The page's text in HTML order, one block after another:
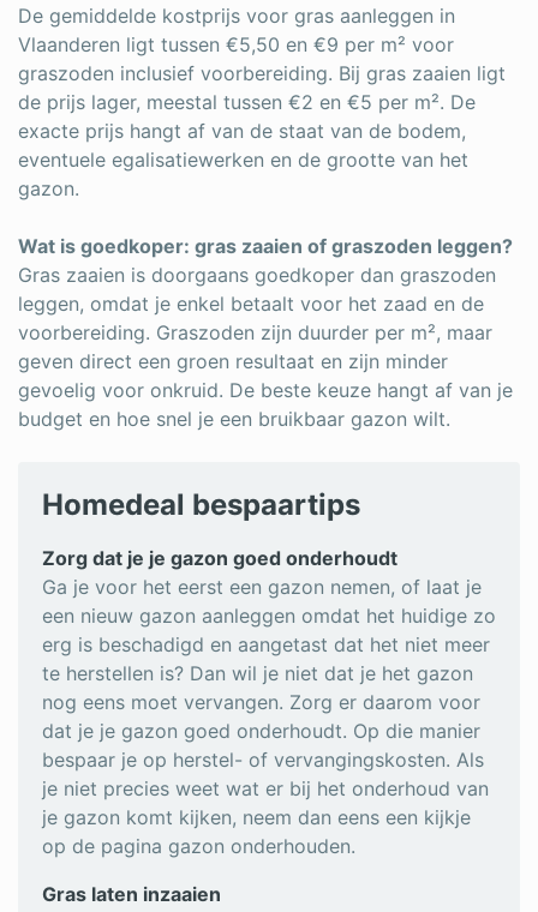
De gemiddelde kostprijs voor gras aanleggen in
Vlaanderen ligt tussen €5,50 en €9 per m² voor
graszoden inclusief voorbereiding. Bij gras zaaien ligt
de prijs lager, meestal tussen €2 en €5 per m². De
exacte prijs hangt af van de staat van de bodem,
eventuele egalisatiewerken en de grootte van het
gazon.
Wat is goedkoper: gras zaaien of graszoden leggen?
Gras zaaien is doorgaans goedkoper dan graszoden
leggen, omdat je enkel betaalt voor het zaad en de
voorbereiding. Graszoden zijn duurder per m², maar
geven direct een groen resultaat en zijn minder
gevoelig voor onkruid. De beste keuze hangt af van je
budget en hoe snel je een bruikbaar gazon wilt.
Homedeal bespaartips
Zorg dat je je gazon goed onderhoudt
Ga je voor het eerst een gazon nemen, of laat je
een nieuw gazon aanleggen omdat het huidige zo
erg is beschadigd en aangetast dat het niet meer
te herstellen is? Dan wil je niet dat je het gazon
nog eens moet vervangen. Zorg er daarom voor
dat je je gazon goed onderhoudt. Op die manier
bespaar je op herstel- of vervangingskosten. Als
je niet precies weet wat er bij het onderhoud van
je gazon komt kijken, neem dan eens een kijkje
op de pagina gazon onderhouden.
Gras laten inzaaien